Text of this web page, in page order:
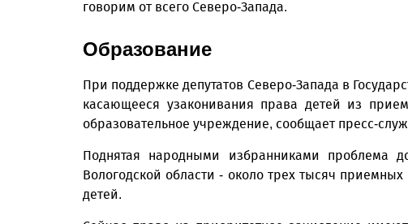
говорим от всего Северо-Запада.
Образование
При поддержке депутатов Северо-Запада в
касающееся узаконивания права детей из
образовательное учреждение, сообщает пресс-
Поднятая народными избранниками проблема
Вологодской области - около трех тысяч
детей.